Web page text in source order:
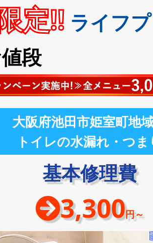
定!! ライフ
段
大阪府池田市姫室町地
トイレの水漏れ・つま
基本修理費
3,300円～